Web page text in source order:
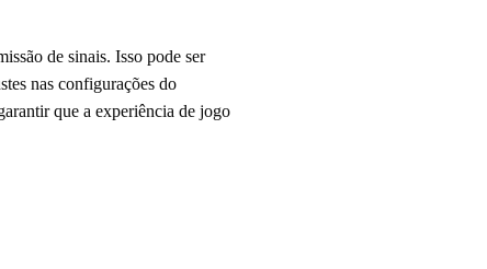
de sinais. Isso pode ser
nas configurações do
que a experiência de jogo